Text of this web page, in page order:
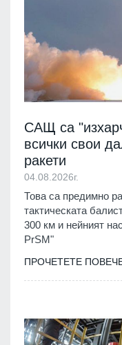
САЩ са
всички свои
ракети
04.08.2026г.
Това са предимно
тактическата
300 км и нейният
PrSM"
ПРОЧЕТЕТЕ